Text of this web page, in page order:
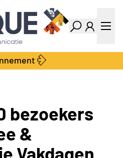
bezoekers
&
Vakdagen